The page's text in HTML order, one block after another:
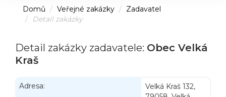
Domů Veřejné zakázky
Zadavatel
Detail zakázky
Detail zakázky zadavatele: Obec Velká
Kraš
Adresa:
Velká Kraš 132,